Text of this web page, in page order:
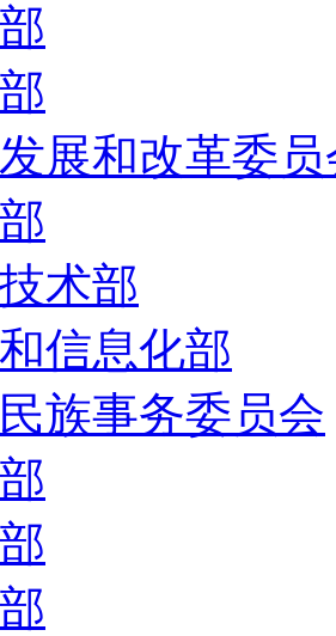
展和改革委
术部
信息化部
族事务委员会